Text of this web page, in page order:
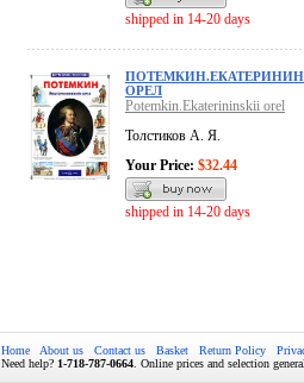
shipped in 14-20 days
ОРЕЛ
Potemkin.Ekaterininskii orel
Толстиков А. Я.
Your Price: $32.44
shipped in 14-20 days
Home About us Contact us Basket Return Policy
Need help? 1-718-787-0664 . Online prices and selection